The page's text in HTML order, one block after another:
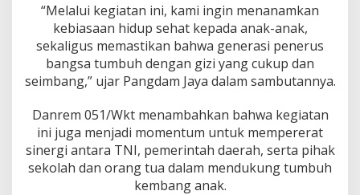
B
e
r
g
i
z
d
i
S
N
“Melalui kegiatan ini, kami ingin menanamkan
kebiasaan hidup sehat kepada anak-anak,
sekaligus memastikan bahwa generasi penerus
bangsa tumbuh dengan gizi yang cukup dan
seimbang,” ujar Pangdam Jaya dalam sambutannya.
Danrem 051/Wkt menambahkan bahwa kegiatan
ini juga menjadi momentum untuk mempererat
sinergi antara TNI, pemerintah daerah, serta pihak
sekolah dan orang tua dalam mendukung tumbuh
kembang anak.